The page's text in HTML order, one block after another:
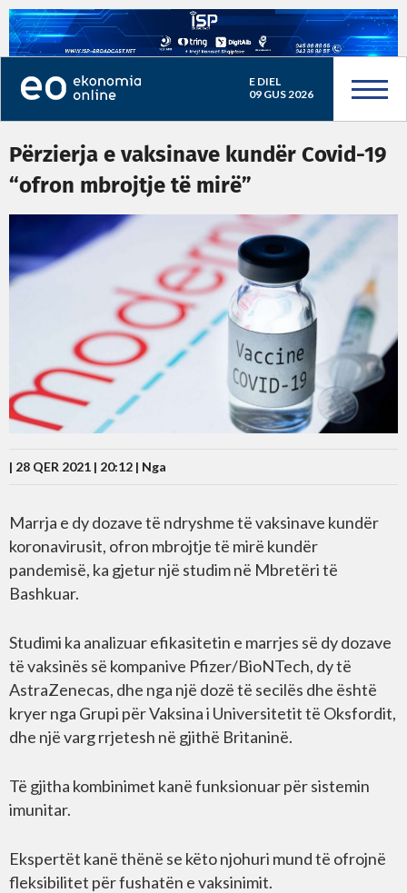
E DIEL
09 GUS 2026
Përzierja e vaksinave kundër Covid-19
“ofron mbrojtje të mirë”
| 28 QER 2021 | 20:12 | Nga
Marrja e dy dozave të ndryshme të vaksinave kundër
koronavirusit, ofron mbrojtje të mirë kundër
pandemisë, ka gjetur një studim në Mbretëri të
Bashkuar.
Studimi ka analizuar efikasitetin e marrjes së dy dozave
të vaksinës së kompanive Pfizer/BioNTech, dy të
AstraZenecas, dhe nga një dozë të secilës dhe është
kryer nga Grupi për Vaksina i Universitetit të Oksfordit,
dhe një varg rrjetesh në gjithë Britaninë.
Të gjitha kombinimet kanë funksionuar për sistemin
imunitar.
Ekspertët kanë thënë se këto njohuri mund të ofrojnë
fleksibilitet për fushatën e vaksinimit.